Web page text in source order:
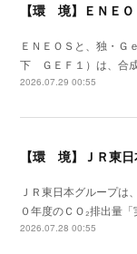
ＥＮＥＯＳと、独・
下 ＧＥＦ１）は、合
2026.07.29 00:55
ＪＲ東日本グループは
０年度のＣＯ₂排出量
2026.07.28 00:55